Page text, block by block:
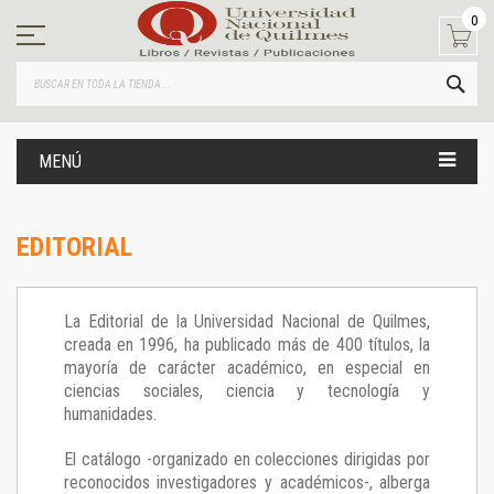
contenido
0
MENÚ
EDITORIAL
La Editorial de la Universidad Nacional de Quilmes,
creada en 1996, ha publicado más de 400 títulos, la
mayoría de carácter académico, en especial en
ciencias sociales, ciencia y tecnología y
humanidades.
El catálogo -organizado en colecciones dirigidas por
reconocidos investigadores y académicos-, alberga